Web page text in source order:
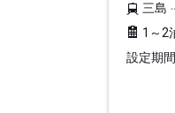
三島
1～2
設定期